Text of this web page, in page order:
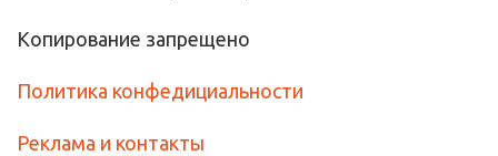
Копирование запрещено
Политика конфедициальности
Реклама и контакты